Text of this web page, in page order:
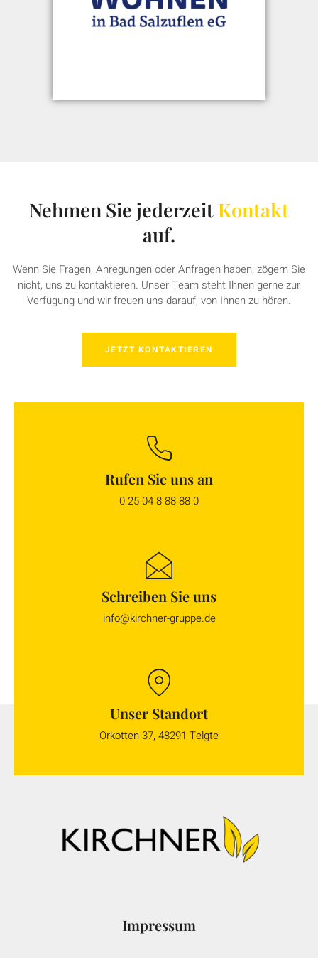
Nehmen Sie jederzeitKontakt
auf.
Wenn Sie Fragen, Anregungen oder Anfragen haben, zögern Sie
nicht, uns zu kontaktieren. Unser Team steht Ihnen gerne zur
Verfügung und wir freuen uns darauf, von Ihnen zu hören.
JETZT KONTAKTIEREN
Rufen Sie uns an
0 25 04 8 88 88 0
Schreiben Sie uns
info@kirchner-gruppe.de
Unser Standort
Orkotten 37, 48291 Telgte
Impressum